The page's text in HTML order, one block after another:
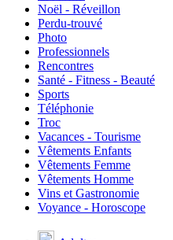
Noël - Réveillon
Perdu-trouvé
Photo
Professionnels
Rencontres
Santé - Fitness - Beauté
Sports
Téléphonie
Troc
Vacances - Tourisme
Vêtements Enfants
Vêtements Femme
Vêtements Homme
Vins et Gastronomie
Voyance - Horoscope